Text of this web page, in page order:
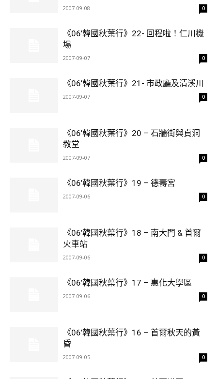
2007-09-08 0
《06’韓國秋葉行》22- 回程啦！仁川機
場
2007-09-07 0
《06’韓國秋葉行》21- 市政廳及清溪川
2007-09-07 0
《06’韓國秋葉行》20 – 石牆街與貞洞
教堂
2007-09-07 0
《06’韓國秋葉行》19 – 德壽宮
2007-09-06 0
《06’韓國秋葉行》18 – 南大門 & 首爾
火車站
2007-09-06 0
《06’韓國秋葉行》17 – 惠化大學區
2007-09-06 0
《06’韓國秋葉行》16 – 首爾秋天的黃
昏
2007-09-05 0